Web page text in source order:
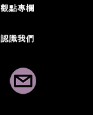
觀點專欄
認識我們